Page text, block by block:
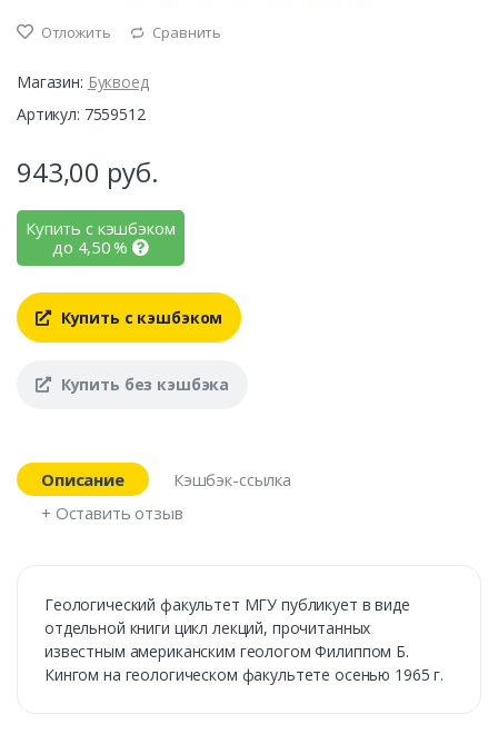
Отложить Сравнить
Магазин: Буквоед
Артикул: 7559512
943,00 руб.
Купить с кэшбэком
до 4,50%
Купить с кэшбэком
Купить без кэшбэка
Описание
Кэшбэк-ссылка
+ Оставить отзыв
Геологический факультет МГУ публикует в виде
отдельной книги цикл лекций, прочитанных
известным американским геологом Филиппом Б.
Кингом на геологическом факультете осенью 1965 г.